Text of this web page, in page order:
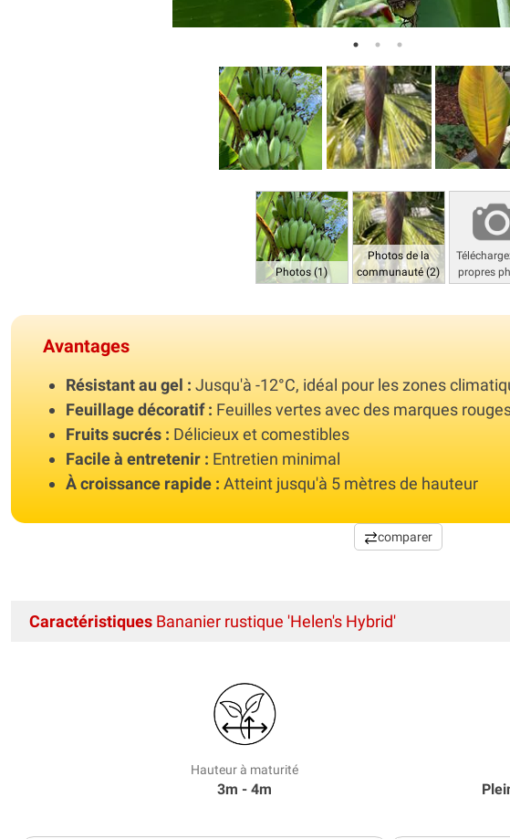
Photos (1)
Photos de la
communauté (2)
propres
Avantages
Résistant au gel : Jusqu'à -12°C, idéal pour les zones
Feuillage décoratif : Feuilles vertes avec des marques
Fruits sucrés : Délicieux et comestibles
Facile à entretenir : Entretien minimal
À croissance rapide : Atteint jusqu'à 5 mètres de hauteur
comparer
Caractéristiques Bananier rustique 'Helen's Hybrid'
Hauteur à maturité
3m - 4m